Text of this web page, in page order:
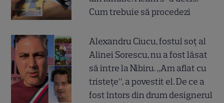
Cum trebuie să procedezi
Alexandru Ciucu, fostul soț al
Alinei Sorescu, nu a fost lăsat
să intre la Nibiru. „Am aflat cu
tristețe”, a povestit el. De ce a
fost întors din drum designerul